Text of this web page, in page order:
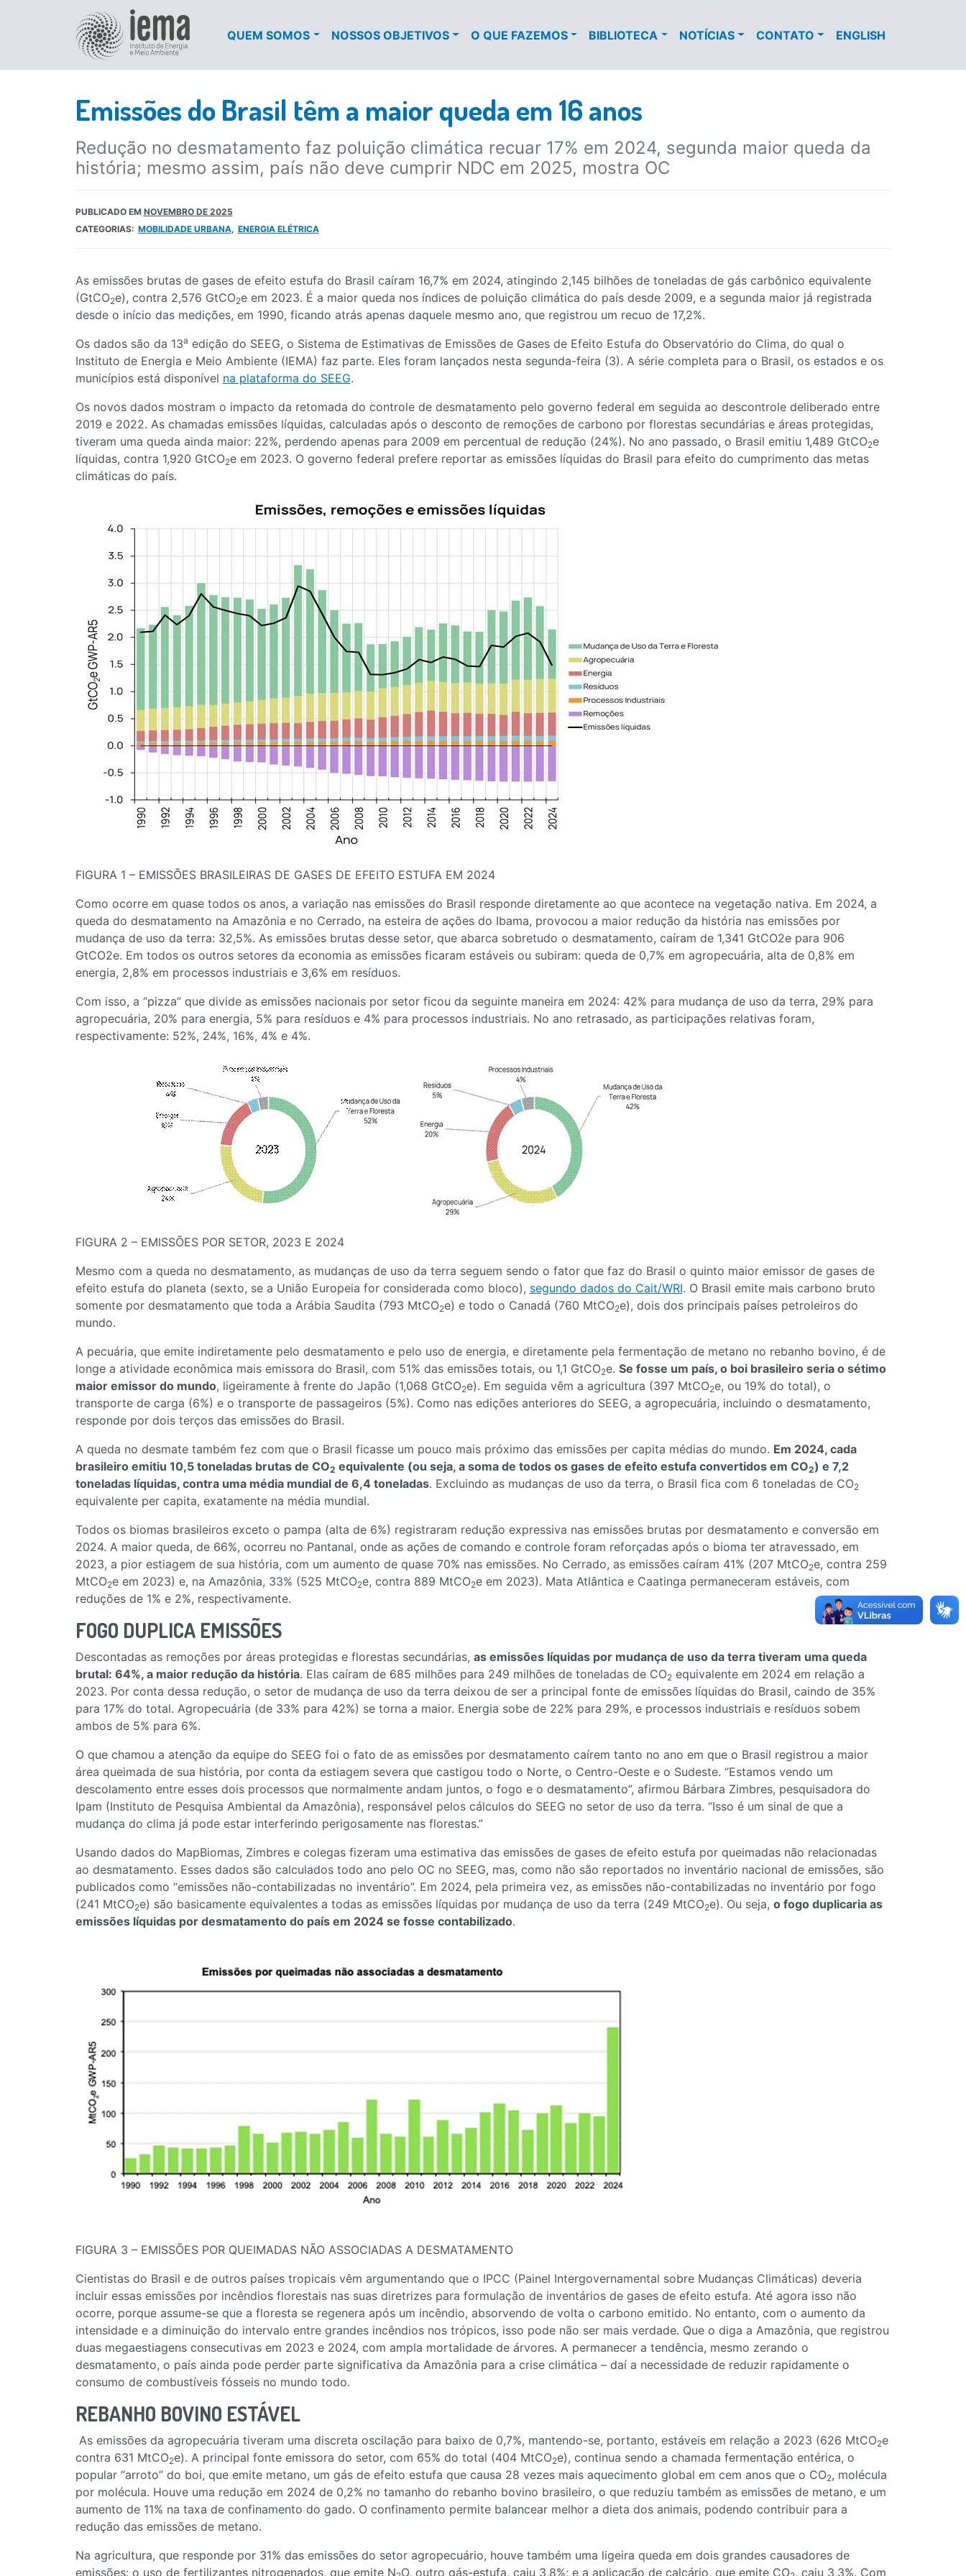
QUEM SOMOS NOSSOS OBJETIVOS O QUE FAZEMOS BIBLIOTECA NOTÍCIAS CONTATO ENGLISH
Emissões do Brasil têm a maior queda em 16 anos
Redução no desmatamento faz poluição climática recuar 17% em 2024, segunda maior queda da
história; mesmo assim, país não deve cumprir NDC em 2025, mostra OC
PUBLICADO EM NOVEMBRO DE 2025
CATEGORIAS: MOBILIDADE URBANA ENERGIA ELÉTRICA
As emissões brutas de gases de efeito estufa do Brasil caíram 16,7% em 2024, atingindo 2,145 bilhões de toneladas de gás carbônico equivalente
(GtCO2e), contra 2,576 GtCO2e em 2023. É a maior queda nos índices de poluição climática do país desde 2009, e a segunda maior já registrada
desde o início das medições, em 1990, ficando atrás apenas daquele mesmo ano, que registrou um recuo de 17,2%.
Os dados são da 13a edição do SEEG, o Sistema de Estimativas de Emissões de Gases de Efeito Estufa do Observatório do Clima, do qual o
Instituto de Energia e Meio Ambiente (IEMA) faz parte. Eles foram lançados nesta segunda-feira (3). A série completa para o Brasil, os estados e os
municípios está disponível na plataforma do SEEG.
Os novos dados mostram o impacto da retomada do controle de desmatamento pelo governo federal em seguida ao descontrole deliberado entre
2019 e 2022. As chamadas emissões líquidas, calculadas após o desconto de remoções de carbono por florestas secundárias e áreas protegidas,
tiveram uma queda ainda maior: 22%, perdendo apenas para 2009 em percentual de redução (24%). No ano passado, o Brasil emitiu 1,489 GtCO2e
líquidas, contra 1,920 GtCO2e em 2023. O governo federal prefere reportar as emissões líquidas do Brasil para efeito do cumprimento das metas
climáticas do país.
FIGURA 1 – EMISSÕES BRASILEIRAS DE GASES DE EFEITO ESTUFA EM 2024
Como ocorre em quase todos os anos, a variação nas emissões do Brasil responde diretamente ao que acontece na vegetação nativa. Em 2024, a
queda do desmatamento na Amazônia e no Cerrado, na esteira de ações do Ibama, provocou a maior redução da história nas emissões por
mudança de uso da terra: 32,5%. As emissões brutas desse setor, que abarca sobretudo o desmatamento, caíram de 1,341 GtCO2e para 906
GtCO2e. Em todos os outros setores da economia as emissões ficaram estáveis ou subiram: queda de 0,7% em agropecuária, alta de 0,8% em
energia, 2,8% em processos industriais e 3,6% em resíduos.
Com isso, a “pizza” que divide as emissões nacionais por setor ficou da seguinte maneira em 2024: 42% para mudança de uso da terra, 29% para
agropecuária, 20% para energia, 5% para resíduos e 4% para processos industriais. No ano retrasado, as participações relativas foram,
respectivamente: 52%, 24%, 16%, 4% e 4%.
FIGURA 2 – EMISSÕES POR SETOR, 2023 E 2024
Mesmo com a queda no desmatamento, as mudanças de uso da terra seguem sendo o fator que faz do Brasil o quinto maior emissor de gases de
efeito estufa do planeta (sexto, se a União Europeia for considerada como bloco), segundo dados do Cait/WRI. O Brasil emite mais carbono bruto
somente por desmatamento que toda a Arábia Saudita (793 MtCO2e) e todo o Canadá (760 MtCO2e), dois dos principais países petroleiros do
mundo.
A pecuária, que emite indiretamente pelo desmatamento e pelo uso de energia, e diretamente pela fermentação de metano no rebanho bovino, é de
longe a atividade econômica mais emissora do Brasil, com 51% das emissões totais, ou 1,1 GtCO2e. Se fosse um país, o boi brasileiro seria o sétimo
maior emissor do mundo, ligeiramente à frente do Japão (1,068 GtCO2e). Em seguida vêm a agricultura (397 MtCO2e, ou 19% do total), o
transporte de carga (6%) e o transporte de passageiros (5%). Como nas edições anteriores do SEEG, a agropecuária, incluindo o desmatamento,
responde por dois terços das emissões do Brasil.
A queda no desmate também fez com que o Brasil ficasse um pouco mais próximo das emissões per capita médias do mundo. Em 2024, cada
brasileiro emitiu 10,5 toneladas brutas de CO2 equivalente (ou seja, a soma de todos os gases de efeito estufa convertidos em CO2) e 7,2
toneladas líquidas, contra uma média mundial de 6,4 toneladas. Excluindo as mudanças de uso da terra, o Brasil fica com 6 toneladas de CO2
equivalente per capita, exatamente na média mundial.
Todos os biomas brasileiros exceto o pampa (alta de 6%) registraram redução expressiva nas emissões brutas por desmatamento e conversão em
2024. A maior queda, de 66%, ocorreu no Pantanal, onde as ações de comando e controle foram reforçadas após o bioma ter atravessado, em
2023, a pior estiagem de sua história, com um aumento de quase 70% nas emissões. No Cerrado, as emissões caíram 41% (207 MtCO2e, contra 259
MtCO2e em 2023) e, na Amazônia, 33% (525 MtCO2e, contra 889 MtCO2e em 2023). Mata Atlântica e Caatinga permaneceram estáveis, com
reduções de 1% e 2%, respectivamente.
FOGO DUPLICA EMISSÕES
Descontadas as remoções por áreas protegidas e florestas secundárias, as emissões líquidas por mudança de uso da terra tiveram uma queda
brutal: 64%, a maior redução da história. Elas caíram de 685 milhões para 249 milhões de toneladas de CO2equivalente em 2024 em relação a
2023. Por conta dessa redução, o setor de mudança de uso da terra deixou de ser a principal fonte de emissões líquidas do Brasil, caindo de 35%
para 17% do total. Agropecuária (de 33% para 42%) se torna a maior. Energia sobe de 22% para 29%, e processos industriais e resíduos sobem
ambos de 5% para 6%.
O que chamou a atenção da equipe do SEEG foi o fato de as emissões por desmatamento caírem tanto no ano em que o Brasil registrou a maior
área queimada de sua história, por conta da estiagem severa que castigou todo o Norte, o Centro-Oeste e o Sudeste. “Estamos vendo um
descolamento entre esses dois processos que normalmente andam juntos, o fogo e o desmatamento”, afirmou Bárbara Zimbres, pesquisadora do
Ipam (Instituto de Pesquisa Ambiental da Amazônia), responsável pelos cálculos do SEEG no setor de uso da terra. “Isso é um sinal de que a
mudança do clima já pode estar interferindo perigosamente nas florestas.”
Usando dados do MapBiomas, Zimbres e colegas fizeram uma estimativa das emissões de gases de efeito estufa por queimadas não relacionadas
ao desmatamento. Esses dados são calculados todo ano pelo OC no SEEG, mas, como não são reportados no inventário nacional de emissões, são
publicados como “emissões não-contabilizadas no inventário”. Em 2024, pela primeira vez, as emissões não-contabilizadas no inventário por fogo
(241 MtCO2e) são basicamente equivalentes a todas as emissões líquidas por mudança de uso da terra (249 MtCO2e). Ou seja, o fogo duplicaria as
emissões líquidas por desmatamento do país em 2024 se fosse contabilizado.
FIGURA 3 – EMISSÕES POR QUEIMADAS NÃO ASSOCIADAS A DESMATAMENTO
Cientistas do Brasil e de outros países tropicais vêm argumentando que o IPCC (Painel Intergovernamental sobre Mudanças Climáticas) deveria
incluir essas emissões por incêndios florestais nas suas diretrizes para formulação de inventários de gases de efeito estufa. Até agora isso não
ocorre, porque assume-se que a floresta se regenera após um incêndio, absorvendo de volta o carbono emitido. No entanto, com o aumento da
intensidade e a diminuição do intervalo entre grandes incêndios nos trópicos, isso pode não ser mais verdade. Que o diga a Amazônia, que registrou
duas megaestiagens consecutivas em 2023 e 2024, com ampla mortalidade de árvores. A permanecer a tendência, mesmo zerando o
desmatamento, o país ainda pode perder parte significativa da Amazônia para a crise climática – daí a necessidade de reduzir rapidamente o
consumo de combustíveis fósseis no mundo todo.
REBANHO BOVINO ESTÁVEL
As emissões da agropecuária tiveram uma discreta oscilação para baixo de 0,7%, mantendo-se, portanto, estáveis em relação a 2023 (626 MtCO2e
contra 631 MtCO2e). A principal fonte emissora do setor, com 65% do total (404 MtCO2e), continua sendo a chamada fermentação entérica, o
popular “arroto” do boi, que emite metano, um gás de efeito estufa que causa 28 vezes mais aquecimento global em cem anos que o CO2, molécula
por molécula. Houve uma redução em 2024 de 0,2% no tamanho do rebanho bovino brasileiro, o que reduziu também as emissões de metano, e um
aumento de 11% na taxa de confinamento do gado. O confinamento permite balancear melhor a dieta dos animais, podendo contribuir para a
redução das emissões de metano.
Na agricultura, que responde por 31% das emissões do setor agropecuário, houve também uma ligeira queda em dois grandes causadores de
emissões: o uso de fertilizantes nitrogenados, que emite N O, outro gás-estufa, caiu 3,8%; e a aplicação de calcário, que emite CO , caiu 3,3%. Com